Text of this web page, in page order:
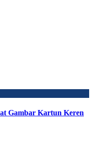
Gambar Kartun Keren